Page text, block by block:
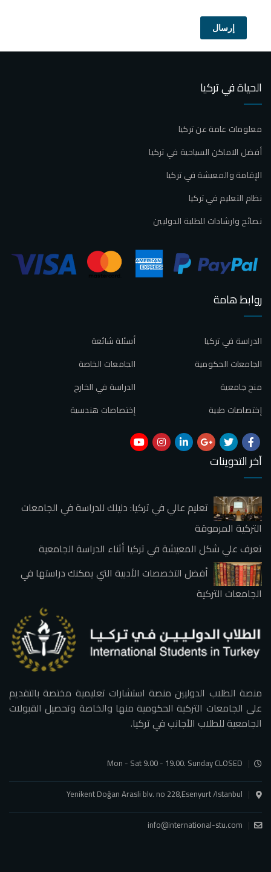
إرسال
الحياة في تركيا
معلومات عامة عن تركيا
أفضل الاماكن السياحية في تركيا
الإقامة والمعيشة في تركيا
نظام التعليم في تركيا
نصائح وارشادات للطلبة الدوليين
روابط هامة
أسئلة شائعة
الدراسة في تركيا
الجامعات الخاصة
الجامعات الحكومية
الدراسة في الخارج
منح جامعية
إختصاصات هندسية
إختصاصات طبية
آخر التدوينات
تعليم عالي في تركيا: دليلك للدراسة في الجامعات
التركية المرموقة
تعرف علي شكل المعيشة في تركيا أثناء الدراسة الجامعية
أفضل التخصصات الأدبية التي يمكنك دراستها في
الجامعات التركية
منصة الطلاب الدوليين منصة استشارات تعليمية مختصة بالتقديم
على الجامعات التركية الحكومية منها والخاصة وتحصيل القبولات
الجامعية للطلاب الأجانب في تركيا.
Mon - Sat 9.00 - 19.00. Sunday CLOSED
Yenikent Doğan Arasli blv. no 228,Esenyurt /Istanbul
info@international-stu.com